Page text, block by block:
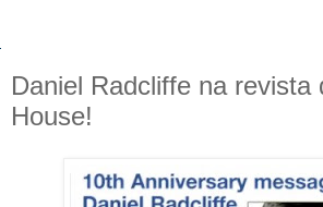
Daniel Radcliffe na revista
House!